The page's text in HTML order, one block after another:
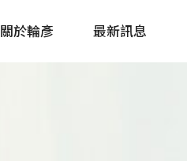
關於輪彥 最新訊息